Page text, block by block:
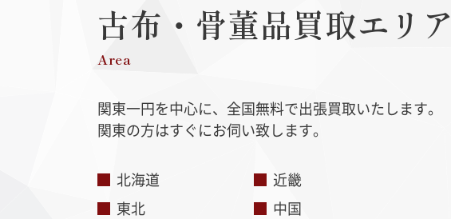
古布・骨董品買取エリア
Area
関東一円を中心に、全国無料で出張買取いたします。
関東の方はすぐにお伺い致します。
北海道
東北
近畿
中国